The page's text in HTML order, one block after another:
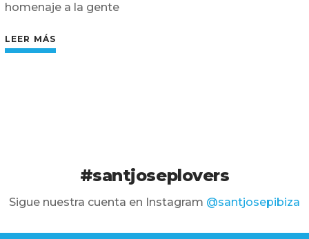
homenaje a la gente
LEER MÁS
#santjoseplovers
Sigue nuestra cuenta en Instagram @santjosepibiza